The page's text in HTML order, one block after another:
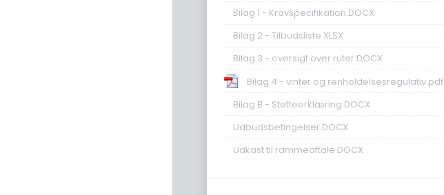
Bilag 1 - Kravspecifikation.DOCX
Bilag 2 - Tilbudsliste.XLSX
Bilag 3 - oversigt over ruter.DOCX
Bilag 4 - vinter og renholdelsesregulativ.pdf
Bilag B - Støtteerklæring.DOCX
Udbudsbetingelser.DOCX
Udkast til rammeaftale.DOCX